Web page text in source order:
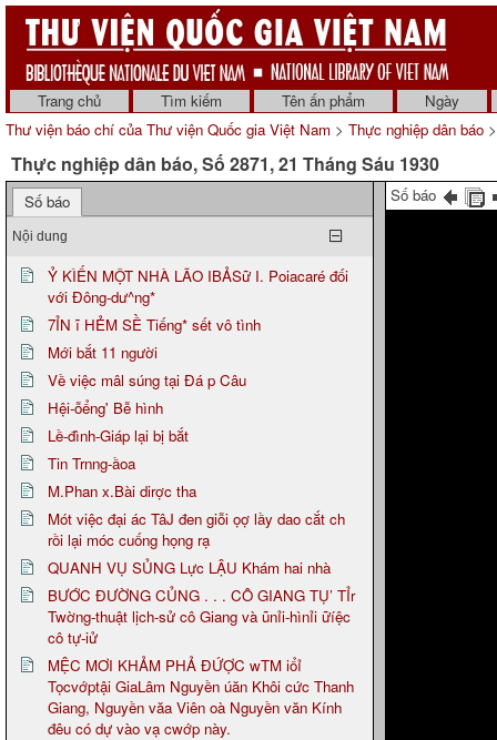
Trang chủ Tìm kiếm Tên ấn phẩm
Ngày
Thư viện báo chí của Thư viện Quốc gia Việt Nam > Thực nghiệp dân báo
Thực nghiệp dân báo, Số 2871, 21 Tháng Sáu 1930
Số báo
Nội dung
Ỷ KÌẾN MỘT NHÀ LÃO IBẢSữ I. Poiacaré đối
với Đông-dư^ng*
7ỈN ĩ HẺM SỀ Tiếng* sết vô tình
Mới bắt 11 người
Về việc mâl súng tại Đá p Câu
Hệi-ỗểng' Bễ hình
Lề-đình-Giáp lại bị bắt
Tin Trnng-ầoa
M.Phan x.Bài dirợc tha
Mót việc đại ác TâJ đen giỗi ọợ lầy dao cắt ch
rồi lại móc cuống họng rạ
QUANH VỤ SỦNG Lực LẬU Khám hai nhà
BƯỚC ĐƯỜNG CỦNG . . . CÔ GIANG TỤ’ TỈr
Twờng-thuật lịch-sử cô Giang và ũnỉi-hìnỉi ữíệc
cô tự-iử
MỆC MƠI KHẢM PHẢ ĐỨỢC wTM iổỉ
Tọcvớptậi GiaLâm Nguyền úăn Khôi cức Thanh
Giang, Nguyền văa Viên oà Nguyền văn Kính
đêu có dự vào vạ cwớp này.
Số báo